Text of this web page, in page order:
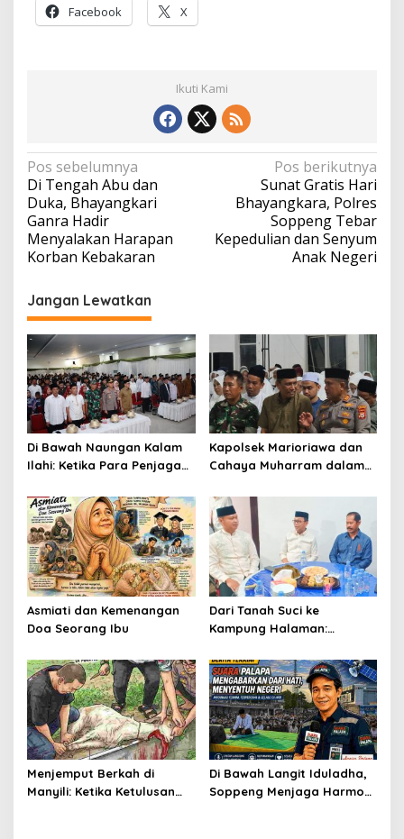
Facebook X
Ikuti Kami
Navigasi
pos
Pos sebelumnya
Di Tengah Abu dan
Duka, Bhayangkari
Ganra Hadir
Menyalakan Harapan
Korban Kebakaran
Pos berikutnya
Sunat Gratis Hari
Bhayangkara, Polres
Soppeng Tebar
Kepedulian dan Senyum
Anak Negeri
Jangan Lewatkan
Di Bawah Naungan Kalam
Ilahi: Ketika Para Penjaga
Penjaga Al-Qur’an
Kapolsek Marioriawa dan
Cahaya Muharram dalam
Asmiati dan Kemenangan
Doa Seorang Ibu
Dari Tanah Suci ke
Kampung Halaman:
Faizal Menyatukan
Silaturahmi, Menguatkan
Kebersamaan di Bumi
Latemmamala
Menjemput Berkah di
Manyili: Ketika Ketulusan
Di Bawah Langit Iduladha,
Soppeng Menjaga Harmoni